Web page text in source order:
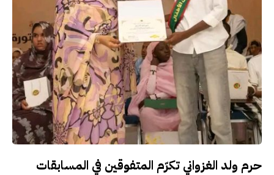
حرم ولد الغزواني تكرّم المتفوقين في المسابقات